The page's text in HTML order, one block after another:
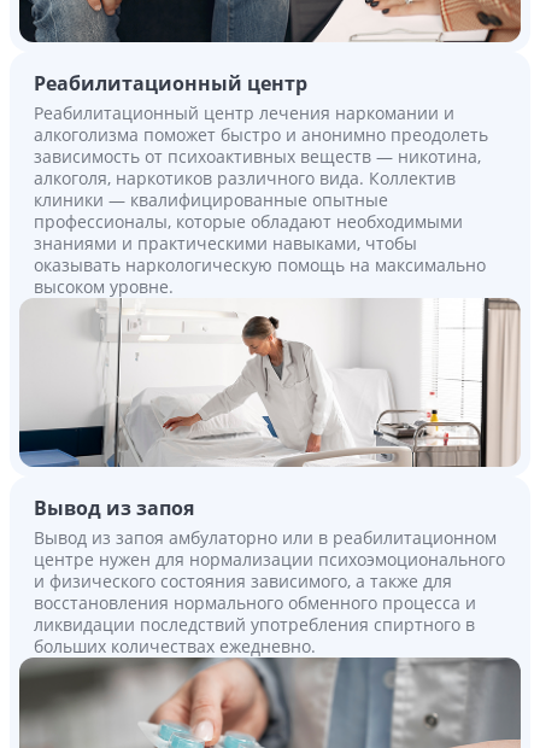
Реабилитационный центр
Реабилитационный центр лечения наркомании и
алкоголизма поможет быстро и анонимно преодолеть
зависимость от психоактивных веществ — никотина,
алкоголя, наркотиков различного вида. Коллектив
клиники — квалифицированные опытные
профессионалы, которые обладают необходимыми
знаниями и практическими навыками, чтобы
оказывать наркологическую помощь на максимально
высоком уровне.
Вывод из запоя
Вывод из запоя амбулаторно или в реабилитационном
центре нужен для нормализации психоэмоционального
и физического состояния зависимого, а также для
восстановления нормального обменного процесса и
ликвидации последствий употребления спиртного в
больших количествах ежедневно.